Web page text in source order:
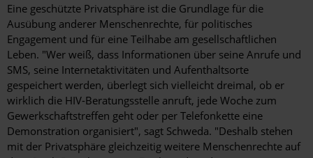
Eine geschützte Privatsphäre ist die Grundlage für die
Ausübung anderer Menschenrechte, für politisches
Engagement und für eine Teilhabe am gesellschaftlichen
Leben. "Wer weiß, dass Informationen über seine Anrufe und
SMS, seine Internetaktivitäten und Aufenthaltsorte
gespeichert werden, überlegt sich vielleicht dreimal, ob er
wirklich die HIV-Beratungsstelle anruft, jede Woche zum
Gewerkschaftstreffen geht oder per Telefonkette eine
Demonstration organisiert", sagt Schweda. "Deshalb stehen
mit der Privatsphäre gleichzeitig weitere Menschenrechte auf